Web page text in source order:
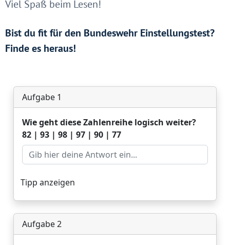
Viel Spaß beim Lesen!
Bist du fit für den Bundeswehr Einstellungstest?
Finde es heraus!